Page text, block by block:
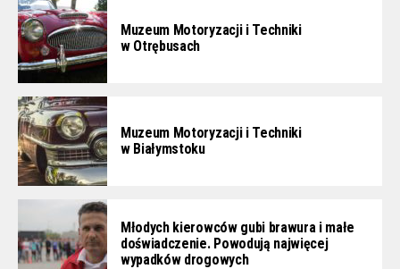
Muzeum Motoryzacji i Techniki
w Otrębusach
Muzeum Motoryzacji i Techniki
w Białymstoku
Młodych kierowców gubi brawura i małe
doświadczenie. Powodują najwięcej
wypadków drogowych